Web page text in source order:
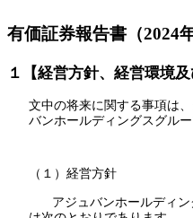
有価証券報告書（2024
１【経営方針、経営環境
文中の将来に関する事項は
バンホールディングスグル
（１）経営方針
アジュバンホールディン